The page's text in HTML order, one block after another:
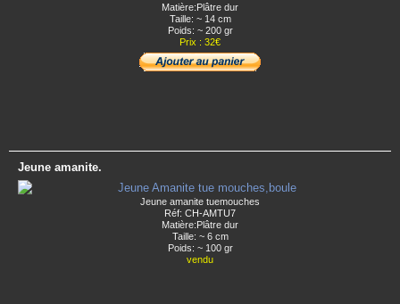
Matière:Plâtre dur
Taille: ~ 14 cm
Poids: ~ 200 gr
Prix : 32€
Jeune amanite.
Jeune amanite tuemouches
Réf: CH-AMTU7
Matière:Plâtre dur
Taille: ~ 6 cm
Poids: ~ 100 gr
vendu